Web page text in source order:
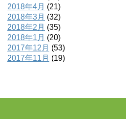
2018年4月 (21)
2018年3月 (32)
2018年2月 (35)
2018年1月 (20)
2017年12月 (53)
2017年11月 (19)